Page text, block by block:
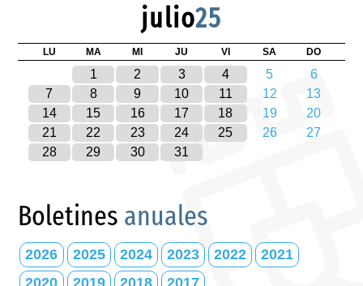
julio25
LU MA MI JU VI SA DO
1 2 3 4 5
6
7
8 9 10 11 12
13
14
15 16 17 18 19
20
21
22 23 24 25 26
27
28
29 30 31
Boletines anuales
2026 2025 2024 2023 2022
2021
2020
2019 2018 2017